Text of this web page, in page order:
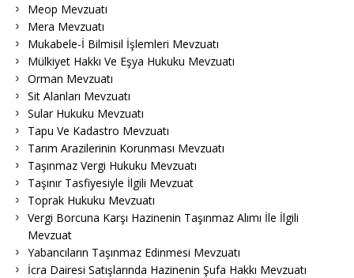
Meop Mevzuatı
Mera Mevzuatı
Mukabele-İ Bilmisil İşlemleri Mevzuatı
Mülkiyet Hakkı Ve Eşya Hukuku Mevzuatı
Orman Mevzuatı
Sit Alanları Mevzuatı
Sular Hukuku Mevzuatı
Tapu Ve Kadastro Mevzuatı
Tarım Arazilerinin Korunması Mevzuatı
Taşınmaz Vergi Hukuku Mevzuatı
Taşınır Tasfiyesiyle İlgili Mevzuat
Toprak Hukuku Mevzuatı
Vergi Borcuna Karşı Hazinenin Taşınmaz Alımı İle İlgili
Mevzuat
Yabancıların Taşınmaz Edinmesi Mevzuatı
İcra Dairesi Satışlarında Hazinenin Şufa Hakkı Mevzuatı